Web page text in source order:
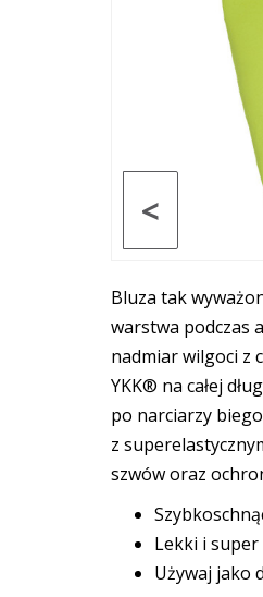
<
Bluza tak
warstwa podczas
nadmiar wilgoci z
YKK® na całej
po narciarzy
z
szwów oraz
Lekki i
Używaj jako